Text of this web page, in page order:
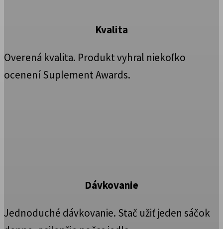
Kvalita
Overená kvalita. Produkt vyhral niekoľko
ocenení Suplement Awards.
Dávkovanie
Jednoduché dávkovanie. Stač užiť jeden sáčok